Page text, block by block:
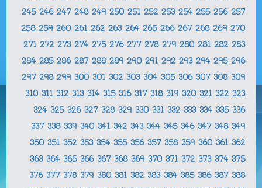
245 246 247 248 249 250 251 252 253 254 255 256 257
258 259 260 261 262 263 264 265 266 267 268 269 270
271 272 273 274 275 276 277 278 279 280 281 282 283
284 285 286 287 288 289 290 291 292 293 294 295 296
297 298 299 300 301 302 303 304 305 306 307 308 309
310 311 312 313 314 315 316 317 318 319 320 321 322 323
324 325 326 327 328 329 330 331 332 333 334 335 336
337 338 339 340 341 342 343 344 345 346 347 348 349
350 351 352 353 354 355 356 357 358 359 360 361 362
363 364 365 366 367 368 369 370 371 372 373 374 375
376 377 378 379 380 381 382 383 384 385 386 387 388